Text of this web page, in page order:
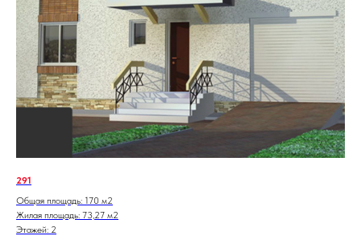
291
Общая площадь: 170 м2
Жилая площадь: 73,27 м2
Этажей: 2